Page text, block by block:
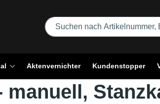
Aktenvernichter Kundenstopper